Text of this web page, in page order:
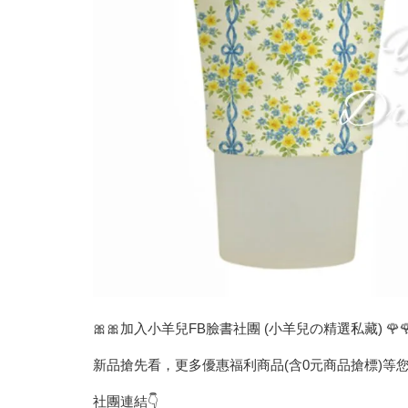
🎀🎀加入小羊兒FB臉書社團 (小羊兒の精選私藏)
新品搶先看，更多優惠福利商品(含0元商品搶標)等
社團連結👇